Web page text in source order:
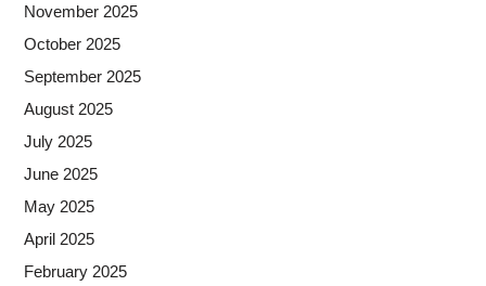
November 2025
October 2025
September 2025
August 2025
July 2025
June 2025
May 2025
April 2025
February 2025